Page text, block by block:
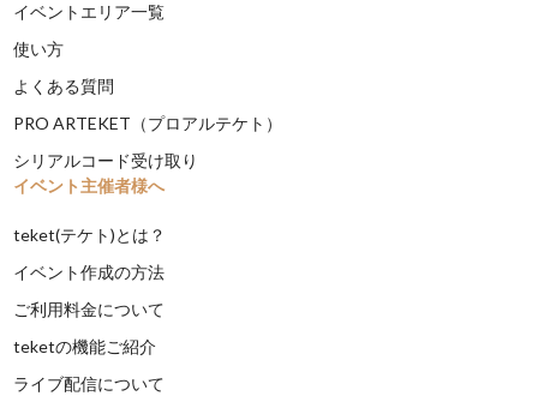
イベントエリア一覧
使い方
よくある質問
PRO ARTEKET（プロアルテケト）
シリアルコード受け取り
イベント主催者様へ
teket(テケト)とは？
イベント作成の方法
ご利用料金について
teketの機能ご紹介
ライブ配信について